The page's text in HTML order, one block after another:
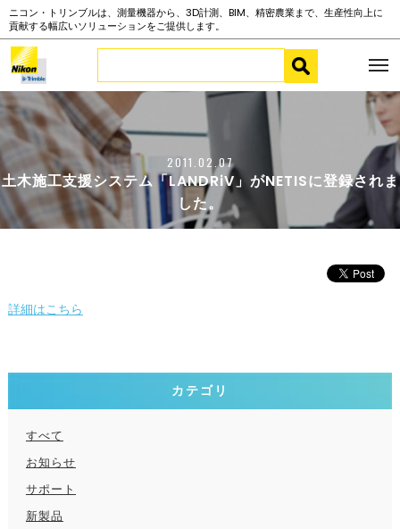
ニコン・トリンブルは、測量機器から、3D計測、BIM、精密農業まで、生産性向上に
貢献する幅広いソリューションをご提供します。
2011.02.07
土木施工支援システム「LANDRiV」がNETISに登録されま
した。
詳細はこちら
カテゴリ
すべて
お知らせ
サポート
新製品